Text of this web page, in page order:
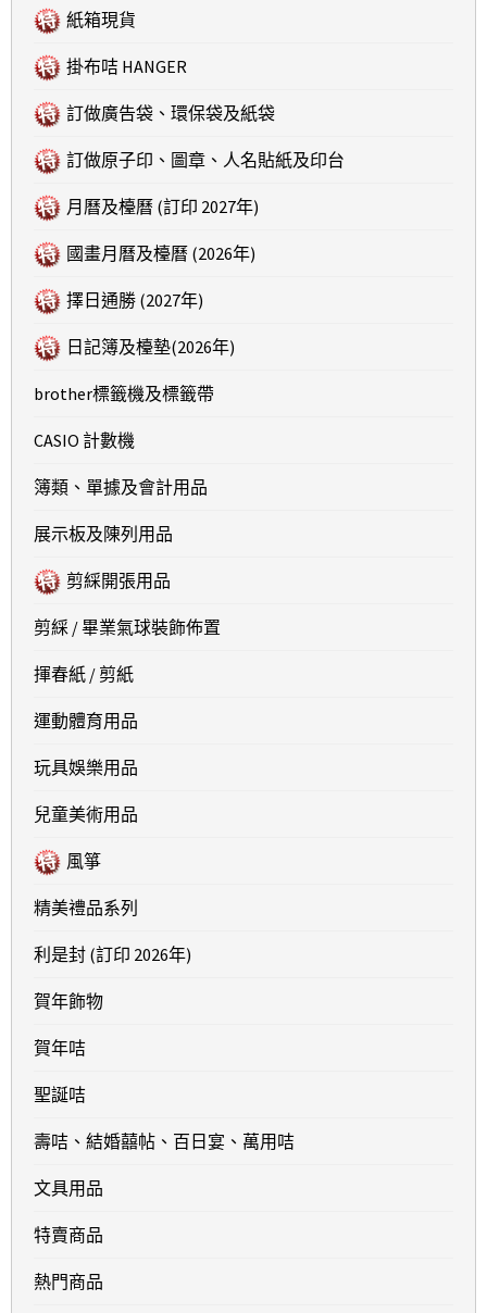
紙箱現貨
掛布咭 HANGER
訂做廣告袋、環保袋及紙袋
訂做原子印、圖章、人名貼紙及印台
月曆及檯曆 (訂印 2027年)
國畫月曆及檯曆 (2026年)
擇日通勝 (2027年)
日記簿及檯墊(2026年)
brother標籤機及標籤帶
CASIO 計數機
簿類、單據及會計用品
展示板及陳列用品
剪綵開張用品
剪綵 / 畢業氣球裝飾佈置
揮春紙 / 剪紙
運動體育用品
玩具娛樂用品
兒童美術用品
風箏
精美禮品系列
利是封 (訂印 2026年)
賀年飾物
賀年咭
聖誕咭
壽咭、結婚囍帖、百日宴、萬用咭
文具用品
特賣商品
熱門商品